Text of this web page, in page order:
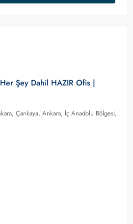
Şey Dahil HAZIR Ofis |
Çankaya, Ankara, İç Anadolu Bölgesi,